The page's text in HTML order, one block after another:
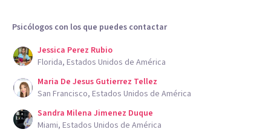
Psicólogos con los que puedes contactar
Jessica Perez Rubio
Florida, Estados Unidos de América
Maria De Jesus Gutierrez Tellez
San Francisco, Estados Unidos de América
Sandra Milena Jimenez Duque
Miami, Estados Unidos de América